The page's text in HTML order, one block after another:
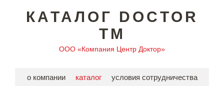
КАТАЛОГ DOCTOR
TM
ООО «Компания Центр Доктор»
о компании каталог
условия сотрудничества